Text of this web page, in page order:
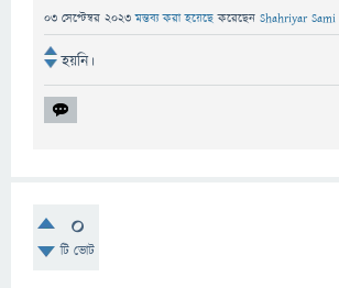
03 সেপ্টেম্বর 2023 মন্তব্য করা হয়েছেকরেছেন Shahriyar Sami
হয়নি।
0
টি ভোট